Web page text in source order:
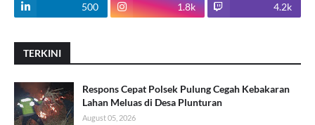
500 1.8k 4.2k
TERKINI
Respons Cepat Polsek Pulung Cegah Kebakaran
Lahan Meluas di Desa Plunturan
August 05, 2026